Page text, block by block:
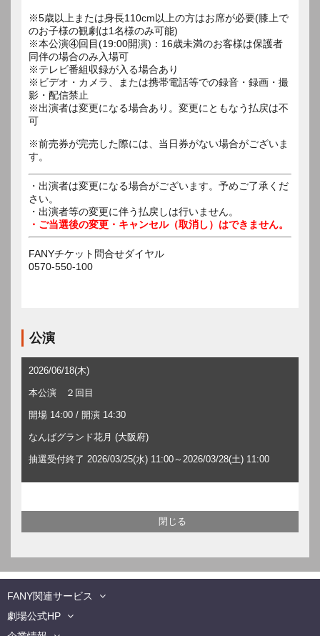
※5歳以上または身長110cm以上の方はお席が必要(膝上で
のお子様の観劇は1名様のみ可能)
※本公演④回目(19:00開演)：16歳未満のお客様は保護者
同伴の場合のみ入場可
※テレビ番組収録が入る場合あり
※ビデオ・カメラ、または携帯電話等での録音・録画・撮
影・配信禁止
※出演者は変更になる場合あり。変更にともなう払戻は不
可
※前売券が完売した際には、当日券がない場合がございま
す。
・出演者は変更になる場合がございます。予めご了承くだ
さい。
・出演者等の変更に伴う払戻しは行いません。
・ご当選後の変更・キャンセル（取消し）はできません。
FANYチケット問合せダイヤル
0570-550-100
公演
2026/06/18(木)
本公演 ２回目
開場 14:00 / 開演 14:30
なんばグランド花月 (大阪府)
抽選受付終了 2026/03/25(水) 11:00～2026/03/28(土) 11:00
FANY関連サービス
劇場公式HP